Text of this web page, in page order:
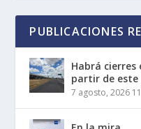
PUBLICACIONES
Habrá cierres
partir de este
7 agosto, 2026